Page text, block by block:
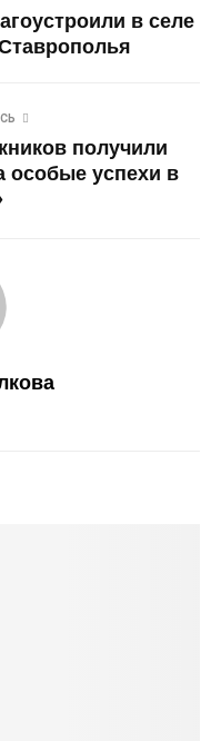
в селе
получили
особые успехи в